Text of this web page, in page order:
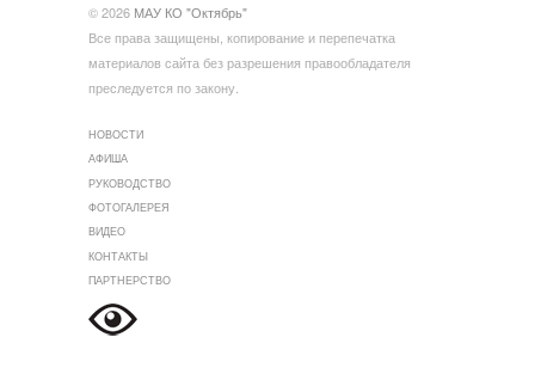
© 2026 МАУ КО "Октябрь"
Все права защищены, копирование и перепечатка
материалов сайта без разрешения правообладателя
преследуется по закону.
НОВОСТИ
АФИША
РУКОВОДСТВО
ФОТОГАЛЕРЕЯ
ВИДЕО
КОНТАКТЫ
ПАРТНЕРСТВО